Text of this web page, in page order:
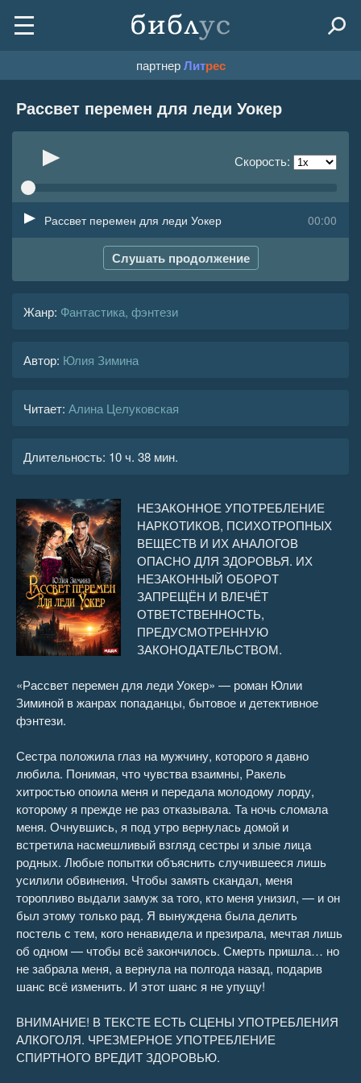
партнерЛитрес
Рассвет перемен для леди Уокер
Скорость:
00:00
Рассвет перемен для леди Уокер
Слушать продолжение
Жанр: Фантастика, фэнтези
Автор: Юлия Зимина
Читает: Алина Целуковская
Длительность: 10 ч. 38 мин.
НЕЗАКОННОЕ УПОТРЕБЛЕНИЕ
НАРКОТИКОВ, ПСИХОТРОПНЫХ
ВЕЩЕСТВ И ИХ АНАЛОГОВ
ОПАСНО ДЛЯ ЗДОРОВЬЯ. ИХ
НЕЗАКОННЫЙ ОБОРОТ
ЗАПРЕЩЁН И ВЛЕЧЁТ
ОТВЕТСТВЕННОСТЬ,
ПРЕДУСМОТРЕННУЮ
ЗАКОНОДАТЕЛЬСТВОМ.
«Рассвет перемен для леди Уокер» — роман Юлии
Зиминой в жанрах попаданцы, бытовое и детективное
фэнтези.
Сестра положила глаз на мужчину, которого я давно
любила. Понимая, что чувства взаимны, Ракель
хитростью опоила меня и передала молодому лорду,
которому я прежде не раз отказывала. Та ночь сломала
меня. Очнувшись, я под утро вернулась домой и
встретила насмешливый взгляд сестры и злые лица
родных. Любые попытки объяснить случившееся лишь
усилили обвинения. Чтобы замять скандал, меня
торопливо выдали замуж за того, кто меня унизил, — и он
был этому только рад. Я вынуждена была делить
постель с тем, кого ненавидела и презирала, мечтая лишь
об одном — чтобы всё закончилось. Смерть пришла… но
не забрала меня, а вернула на полгода назад, подарив
шанс всё изменить. И этот шанс я не упущу!
ВНИМАНИЕ! В ТЕКСТЕ ЕСТЬ СЦЕНЫ УПОТРЕБЛЕНИЯ
АЛКОГОЛЯ. ЧРЕЗМЕРНОЕ УПОТРЕБЛЕНИЕ
СПИРТНОГО ВРЕДИТ ЗДОРОВЬЮ.